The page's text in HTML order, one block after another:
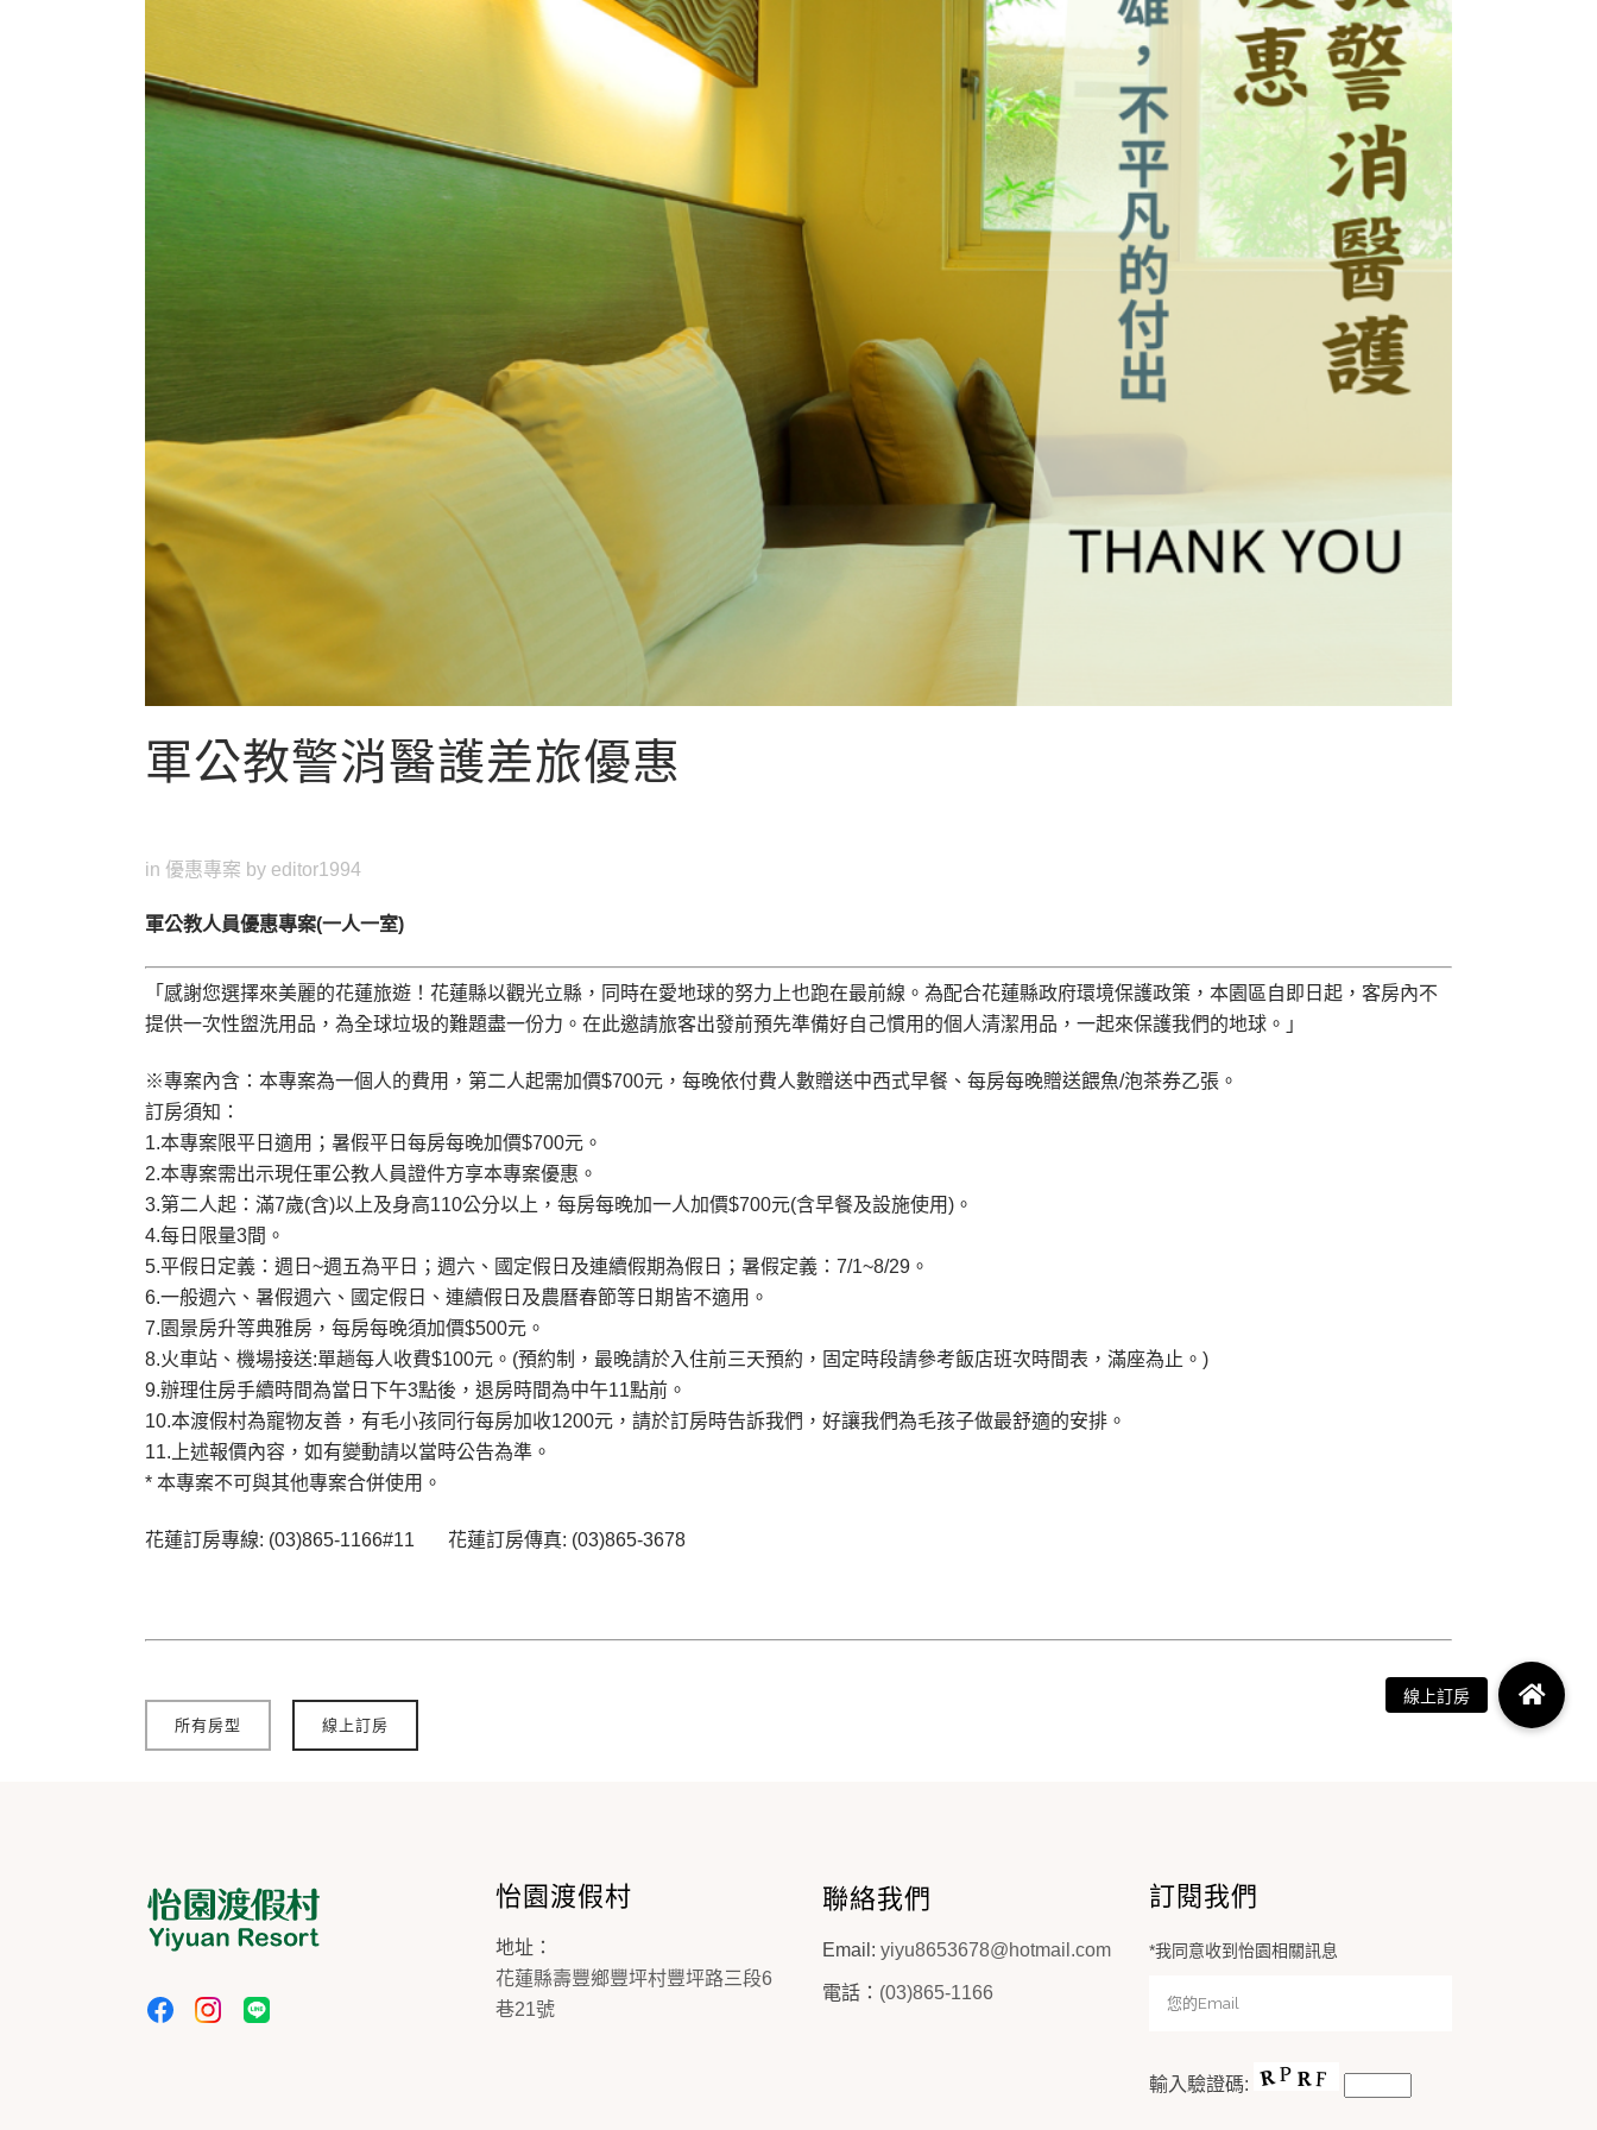
軍公教警消醫護差旅優惠
in 優惠專案 by editor1994
軍公教人員優惠專案(一人一室)
「感謝您選擇來美麗的花蓮旅遊！花蓮縣以觀光立縣，同時在愛地球的努力上也跑在最前線。為配合花蓮縣政府環境保護政策，本園區自即日起，客房內不
提供一次性盥洗用品，為全球垃圾的難題盡一份力。在此邀請旅客出發前預先準備好自己慣用的個人清潔用品，一起來保護我們的地球。」
※專案內含：本專案為一個人的費用，第二人起需加價$700元，每晚依付費人數贈送中西式早餐、每房每晚贈送餵魚/泡茶券乙張。
訂房須知：
1.本專案限平日適用；暑假平日每房每晚加價$700元。
2.本專案需出示現任軍公教人員證件方享本專案優惠。
3.第二人起：滿7歲(含)以上及身高110公分以上，每房每晚加一人加價$700元(含早餐及設施使用)。
4.每日限量3間。
5.平假日定義：週日~週五為平日；週六、國定假日及連續假期為假日；暑假定義：7/1~8/29。
6.一般週六、暑假週六、國定假日、連續假日及農曆春節等日期皆不適用。
7.園景房升等典雅房，每房每晚須加價$500元。
8.火車站、機場接送:單趟每人收費$100元。(預約制，最晚請於入住前三天預約，固定時段請參考飯店班次時間表，滿座為止。)
9.辦理住房手續時間為當日下午3點後，退房時間為中午11點前。
10.本渡假村為寵物友善，有毛小孩同行每房加收1200元，請於訂房時告訴我們，好讓我們為毛孩子做最舒適的安排。
11.上述報價內容，如有變動請以當時公告為準。
* 本專案不可與其他專案合併使用。
花蓮訂房專線: (03)865-1166#11 花蓮訂房傳真: (03)865-3678
所有房型 線上訂房
怡園渡假村
地址：
花蓮縣壽豐鄉豐坪村豐坪路三段6
巷21號
聯絡我們
Email: yiyu8653678@hotmail.com
電話： (03)865-1166
訂閱我們
*我同意收到怡園相關訊息
輸入驗證碼: